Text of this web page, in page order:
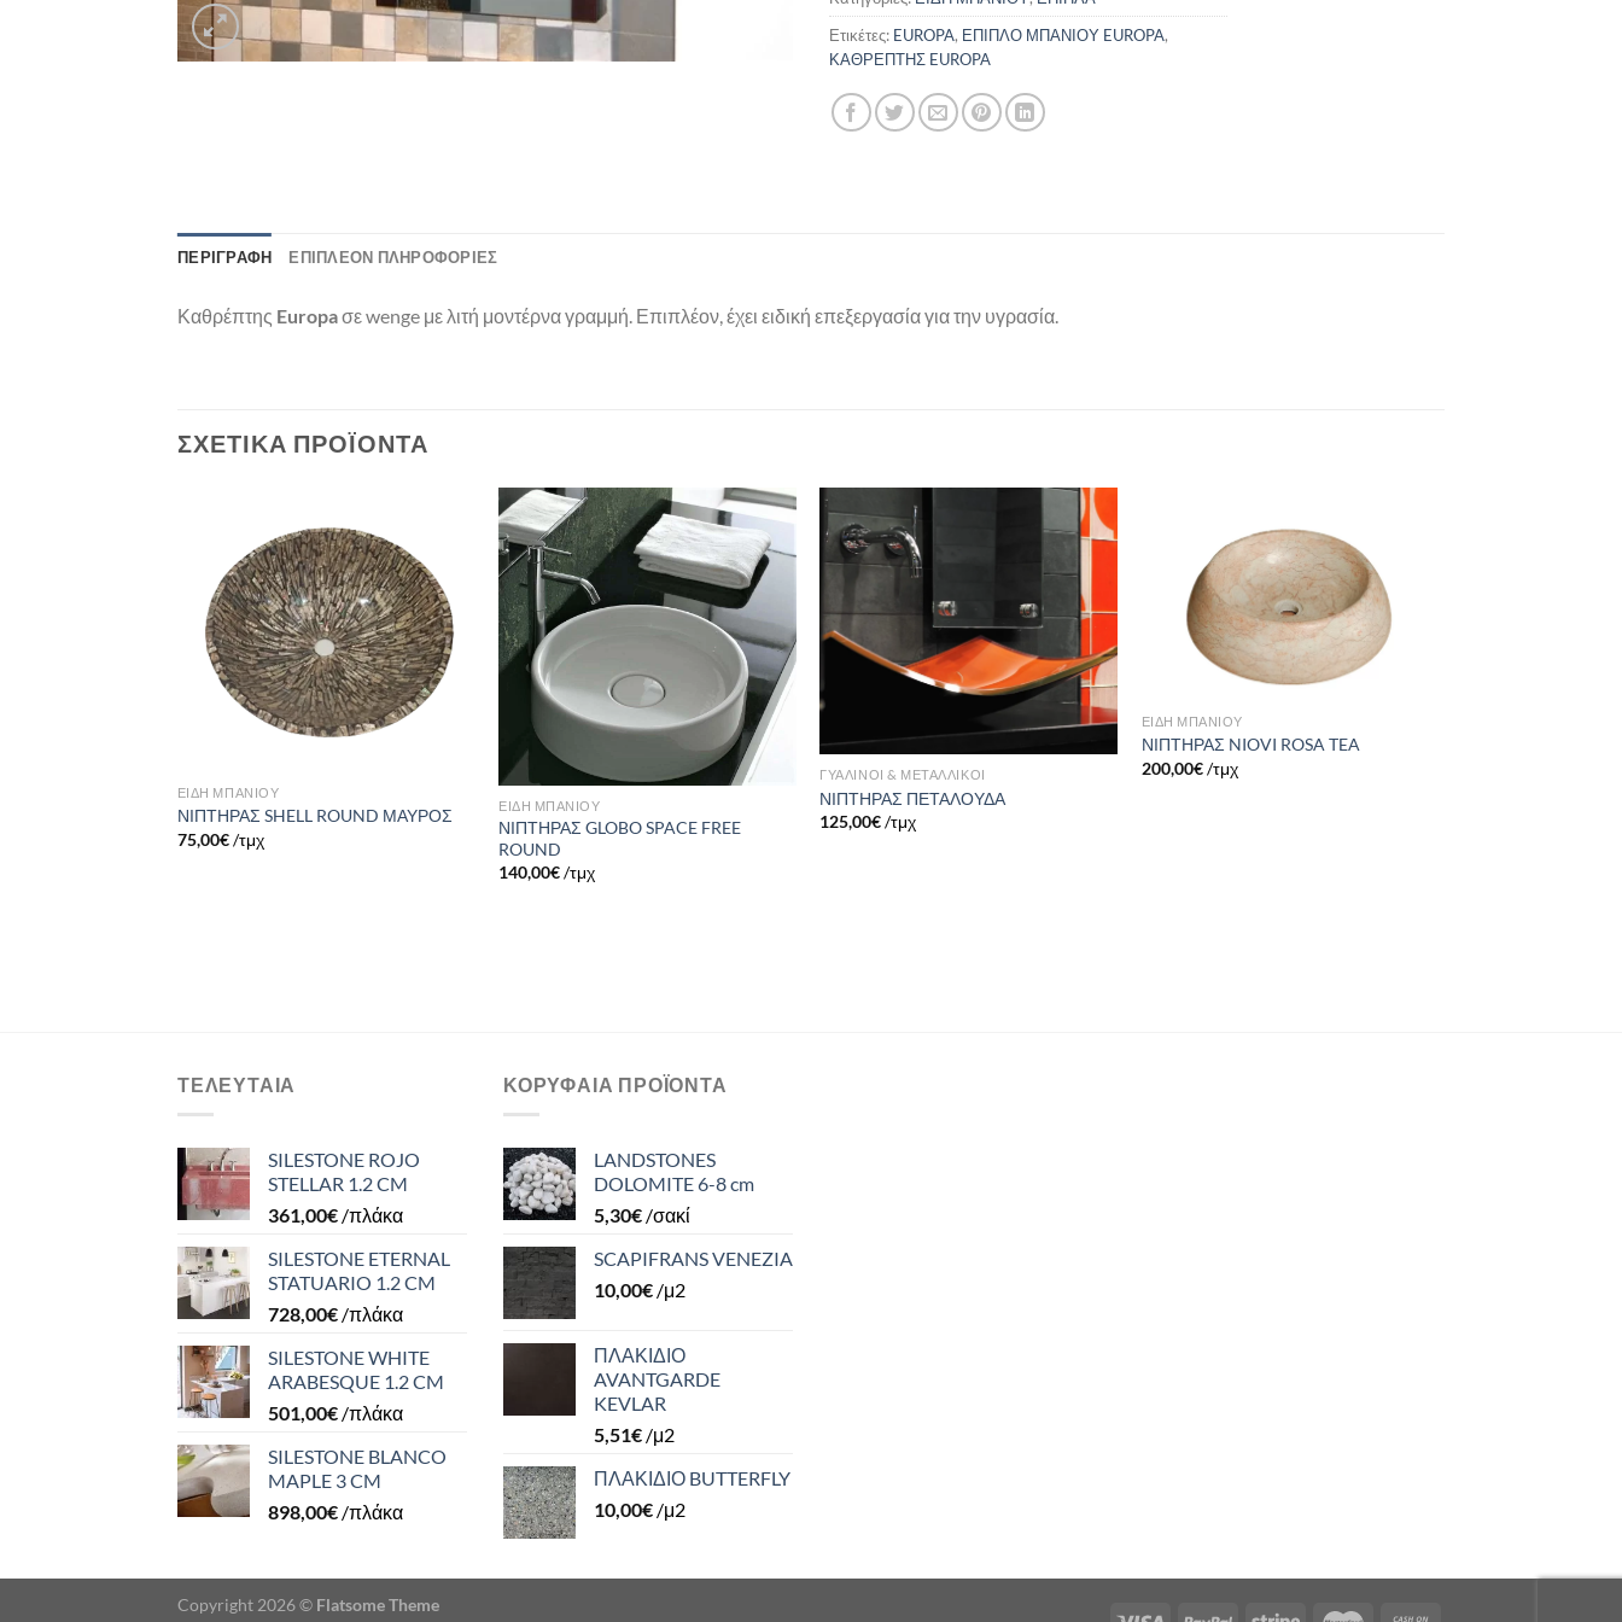
Ετικέτες: EUROPA, ΕΠΙΠΛΟ ΜΠΑΝΙΟΥ EUROPA,
ΚΑΘΡΕΠΤΗΣ EUROPA
ΠΕΡΙΓΡΑΦΉ ΕΠΙΠΛΈΟΝ ΠΛΗΡΟΦΟΡΊΕΣ
Καθρέπτης Europaσε wenge με λιτή μοντέρνα γραμμή. Επιπλέον, έχει ειδική επεξεργασία για την υγρασία.
ΣΧΕΤΙΚΆ ΠΡΟΪΌΝΤΑ
Πρόσθήκη
στην λίστα
επιθυμιών
ΕΙΔΗ ΜΠΑΝΙΟΥ
ΝΙΠΤΗΡΑΣ SHELL ROUND ΜΑΥΡΟΣ
75,00€/τμχ
Πρόσθήκη
στην λίστα
επιθυμιών
ΕΙΔΗ ΜΠΑΝΙΟΥ
ΝΙΠΤΗΡΑΣ GLOBO SPACE FREE
ROUND
140,00€/τμχ
Πρόσθήκη
επιθυμιών
ΓΥΑΛΙΝΟΙ & ΜΕΤΑΛΛΙΚΟΙ
ΝΙΠΤΗΡΑΣ ΠΕΤΑΛΟΥΔΑ
125,00€/τμχ
Πρόσθήκη
στην λίστα
επιθυμιών
ΕΙΔΗ ΜΠΑΝΙΟΥ
ΝΙΠΤΗΡΑΣ NIOVI ROSA TEA
200,00€ /τμχ
ΤΕΛΕΥΤΑΊΑ
SILESTONE ROJO
STELLAR 1.2 CM
361,00€ /πλάκα
SILESTONE ETERNAL
STATUARIO 1.2 CM
728,00€ /πλάκα
SILESTONE WHITE
ARABESQUE 1.2 CM
501,00€ /πλάκα
SILESTONE BLANCO
MAPLE 3 CM
898,00€ /πλάκα
ΚΟΡΥΦΑΊΑ ΠΡΟΪΌΝΤΑ
LANDSTONES
DOLOMITE 6-8 cm
5,30€ /σακί
SCAPIFRANS VENEZIA
10,00€ /μ2
ΠΛΑΚΙΔΙΟ
AVANTGARDE
KEVLAR
5,51€ /μ2
ΠΛΑΚΙΔΙΟ BUTTERFLY
10,00€ /μ2
Copyright 2026 © Flatsome Theme